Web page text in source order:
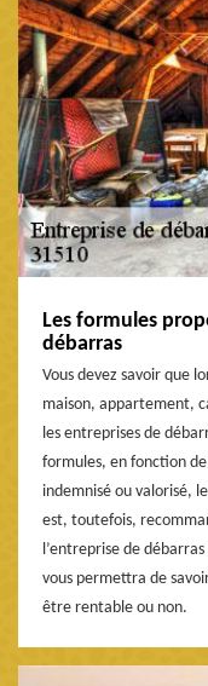
Les formules
débarras
Vous devez savoir que
maison, appartement,
les entreprises de
formules, en fonction
indemnisé ou valorisé,
est, toutefois,
l’entreprise de
vous permettra de
être rentable ou non.